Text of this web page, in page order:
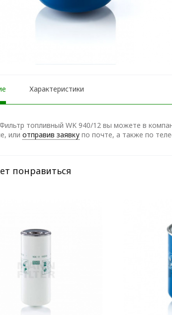
Характеристики
топливный WK 940/12 вы можете в
или отправив заявку по почте, а также по
понравиться